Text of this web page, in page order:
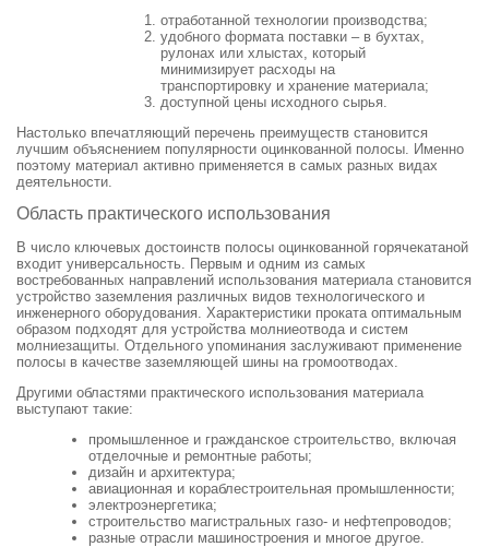
отработанной технологии производства;
удобного формата поставки – в бухтах,
рулонах или хлыстах, который
минимизирует расходы на
транспортировку и хранение материала;
доступной цены исходного сырья.
Настолько впечатляющий перечень преимуществ становится
лучшим объяснением популярности оцинкованной полосы. Именно
поэтому материал активно применяется в самых разных видах
деятельности.
Область практического использования
В число ключевых достоинств полосы оцинкованной горячекатаной
входит универсальность. Первым и одним из самых
востребованных направлений использования материала становится
устройство заземления различных видов технологического и
инженерного оборудования. Характеристики проката оптимальным
образом подходят для устройства молниеотвода и систем
молниезащиты. Отдельного упоминания заслуживают применение
полосы в качестве заземляющей шины на громоотводах.
Другими областями практического использования материала
выступают такие:
промышленное и гражданское строительство, включая
отделочные и ремонтные работы;
дизайн и архитектура;
авиационная и кораблестроительная промышленности;
электроэнергетика;
строительство магистральных газо- и нефтепроводов;
разные отрасли машиностроения и многое другое.